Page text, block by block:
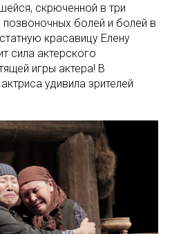
скрюченной в три
позвоночных болей и болей в
красавицу Елену
сила актерского
игры актера! В
удивила зрителей